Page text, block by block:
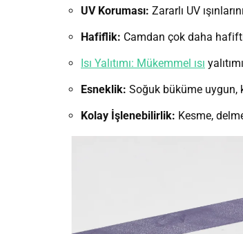
UV Koruması: Zararlı UV
Hafiflik: Camdan çok daha
Isı Yalıtımı: Mükemmel ısı
Esneklik: Soğuk büküme uygun,
Kolay İşlenebilirlik: Kesme,